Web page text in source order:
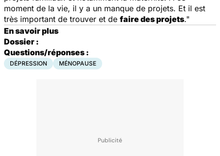
moment de la vie, il y a un manque de projets. Et il est
très important de trouver et de faire des projets."
En savoir plus
Dossier :
Questions/réponses :
DÉPRESSION MÉNOPAUSE